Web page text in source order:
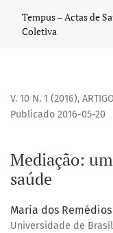
Tempus – Actas de
Coletiva
V. 10 N. 1 (2016),
Mediação:
saúde
Publicado 2016-05-20
Maria dos
Universidade de